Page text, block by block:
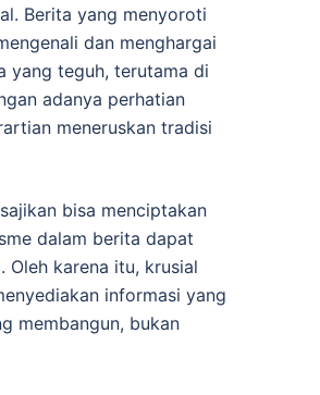
Berita yang menyoroti
dan menghargai
yang teguh, terutama di
adanya perhatian
meneruskan tradisi
bisa menciptakan
dalam berita dapat
Oleh karena itu, krusial
informasi yang
membangun, bukan